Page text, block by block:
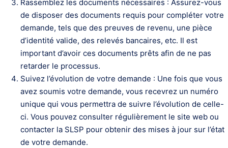
Rassemblez les documents nécessaires : Assurez-vous
de disposer des documents requis pour compléter votre
demande, tels que des preuves de revenu, une pièce
d’identité valide, des relevés bancaires, etc. Il est
important d’avoir ces documents prêts afin de ne pas
retarder le processus.
Suivez l’évolution de votre demande : Une fois que vous
avez soumis votre demande, vous recevrez un numéro
unique qui vous permettra de suivre l’évolution de celle-
ci. Vous pouvez consulter régulièrement le site web ou
contacter la SLSP pour obtenir des mises à jour sur l’état
de votre demande.